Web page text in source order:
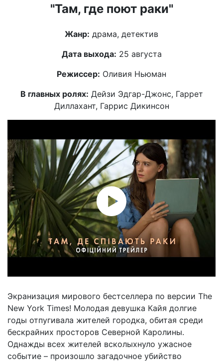
"Там, где поют раки"
Жанр: драма, детектив
Дата выхода: 25 августа
Режиссер: Оливия Ньюман
В главных ролях: Дейзи Эдгар-Джонс, Гаррет
Диллахант, Гаррис Дикинсон
Экранизация мирового бестселлера по версии The
New York Times! Молодая девушка Кайя долгие
годы отпугивала жителей городка, обитая среди
бескрайних просторов Северной Каролины.
Однажды всех жителей всколыхнуло ужасное
событие – произошло загадочное убийство